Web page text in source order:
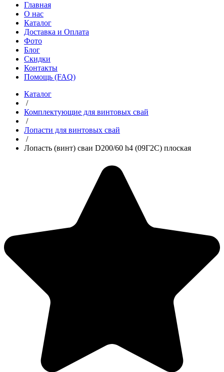
Главная
О нас
Каталог
Доставка и Оплата
Фото
Блог
Скидки
Контакты
Помощь (FAQ)
Каталог
/
Комплектующие для винтовых свай
/
Лопасти для винтовых свай
/
Лопасть (винт) сваи D200/60 h4 (09Г2С) плоская